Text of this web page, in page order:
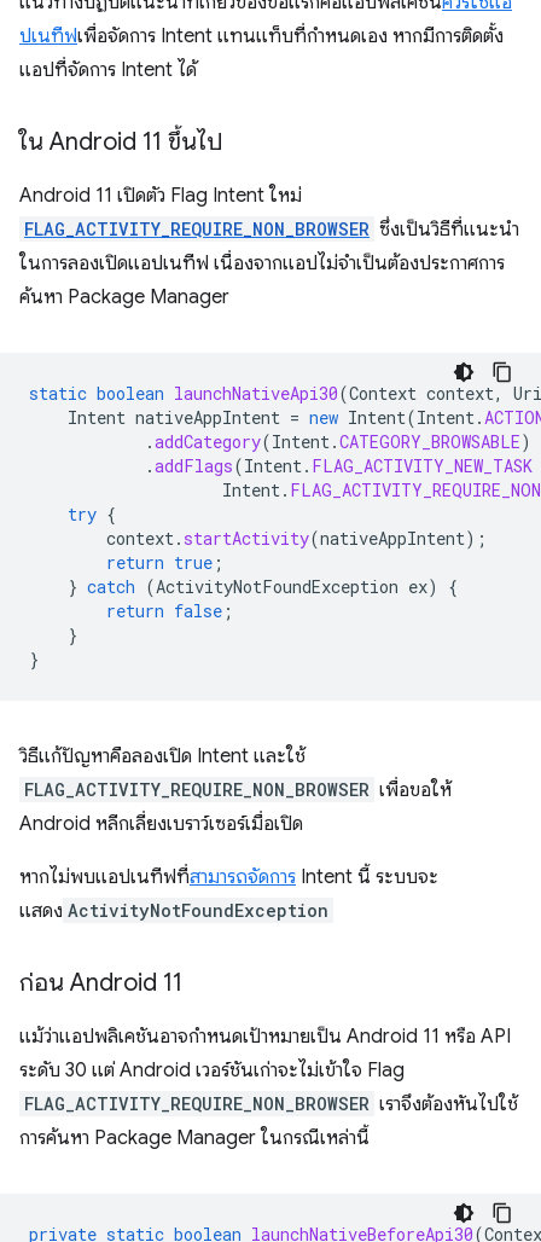
ปเนทีฟเพื่อจัดการ Intent แทนแท็บที่กำหนดเอง หากมีการติดตั้ง
แอปที่จัดการ Intent ได้
ใน Android 11 ขึ้นไป
Android 11 เปิดตัว Flag Intent ใหม่
FLAG_ACTIVITY_REQUIRE_NON_BROWSER ซึ่งเป็นวิธีที่แนะนํา
ในการลองเปิดแอปเนทีฟ เนื่องจากแอปไม่จําเป็นต้องประกาศการ
ค้นหา Package Manager
static boolean launchNativeApi30(Context context,
Uri
Intent nativeAppIntent = new Intent(Intent.
.addCategory(Intent.CATEGORY_BROWSABLE)
.addFlags(Intent. FLAG_ACTIVITY_NEW_TASK
Intent.
try {
context. startActivity(nativeAppIntent);
return true ;
} catch (ActivityNotFoundException ex)
{
return false ;
}
}
วิธีแก้ปัญหาคือลองเปิด Intent และใช้
FLAG_ACTIVITY_REQUIRE_NON_BROWSER เพื่อขอให้
Android หลีกเลี่ยงเบราว์เซอร์เมื่อเปิด
หากไม่พบแอปเนทีฟที่สามารถจัดการ Intent นี้ ระบบจะ
แสดง ActivityNotFoundException
ก่อน Android 11
แม้ว่าแอปพลิเคชันอาจกำหนดเป้าหมายเป็น Android 11 หรือ API
ระดับ 30 แต่ Android เวอร์ชันเก่าจะไม่เข้าใจ Flag
FLAG_ACTIVITY_REQUIRE_NON_BROWSER เราจึงต้องหันไปใช้
การค้นหา Package Manager ในกรณีเหล่านี้
private static boolean launchNativeBeforeApi30(